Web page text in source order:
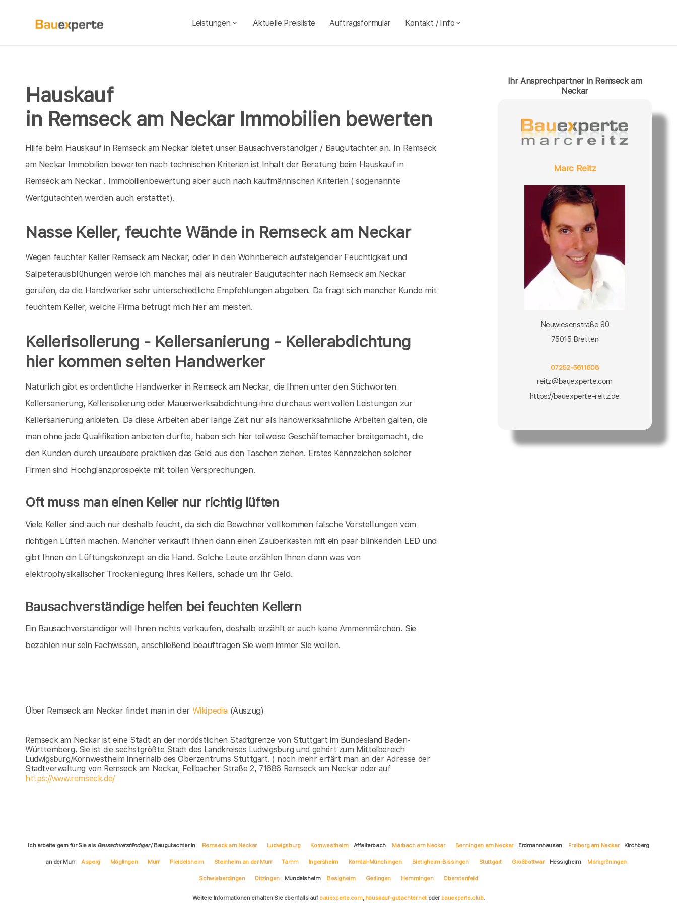
Leistungen Aktuelle Preisliste Auftragsformular Kontakt / Info
Hauskauf
in Remseck am Neckar Immobilien bewerten
Hilfe beim Hauskauf in Remseck am Neckar bietet unser Bausachverständiger / Baugutachter an. In Remseck
am Neckar Immobilien bewerten nach technischen Kriterien ist Inhalt der Beratung beim Hauskauf in
Remseck am Neckar . Immobilienbewertung aber auch nach kaufmännischen Kriterien ( sogenannte
Wertgutachten werden auch erstattet).
Nasse Keller, feuchte Wände in Remseck am Neckar
Wegen feuchter Keller Remseck am Neckar, oder in den Wohnbereich aufsteigender Feuchtigkeit und
Salpeterausblühungen werde ich manches mal als neutraler Baugutachter nach Remseck am Neckar
gerufen, da die Handwerker sehr unterschiedliche Empfehlungen abgeben. Da fragt sich mancher Kunde mit
feuchtem Keller, welche Firma betrügt mich hier am meisten.
Kellerisolierung - Kellersanierung - Kellerabdichtung
hier kommen selten Handwerker
Natürlich gibt es ordentliche Handwerker in Remseck am Neckar, die Ihnen unter den Stichworten
Kellersanierung, Kellerisolierung oder Mauerwerksabdichtung ihre durchaus wertvollen Leistungen zur
Kellersanierung anbieten. Da diese Arbeiten aber lange Zeit nur als handwerksähnliche Arbeiten galten, die
man ohne jede Qualifikation anbieten durfte, haben sich hier teilweise Geschäftemacher breitgemacht, die
den Kunden durch unsaubere praktiken das Geld aus den Taschen ziehen. Erstes Kennzeichen solcher
Firmen sind Hochglanzprospekte mit tollen Versprechungen.
Oft muss man einen Keller nur richtig lüften
Viele Keller sind auch nur deshalb feucht, da sich die Bewohner vollkommen falsche Vorstellungen vom
richtigen Lüften machen. Mancher verkauft Ihnen dann einen Zauberkasten mit ein paar blinkenden LED und
gibt Ihnen ein Lüftungskonzept an die Hand. Solche Leute erzählen Ihnen dann was von
elektrophysikalischer Trockenlegung Ihres Kellers, schade um Ihr Geld.
Bausachverständige helfen bei feuchten Kellern
Ein Bausachverständiger will Ihnen nichts verkaufen, deshalb erzählt er auch keine Ammenmärchen. Sie
bezahlen nur sein Fachwissen, anschließend beauftragen Sie wem immer Sie wollen.
Über Remseck am Neckar findet man in der Wikipedia (Auszug)
Remseck am Neckar ist eine Stadt an der nordöstlichen Stadtgrenze von Stuttgart im Bundesland Baden-
Württemberg. Sie ist die sechstgrößte Stadt des Landkreises Ludwigsburg und gehört zum Mittelbereich
Ludwigsburg/Kornwestheim innerhalb des Oberzentrums Stuttgart. ) noch mehr erfärt man an der Adresse der
Stadtverwaltung von Remseck am Neckar, Fellbacher Straße 2, 71686 Remseck am Neckar oder auf
https://www.remseck.de/
Ihr Ansprechpartner in Remseck am
Neckar
Marc Reitz
Neuwiesenstraße 80
75015 Bretten
07252-5611608
reitz@bauexperte.com
https://bauexperte-reitz.de
Ich arbeite gern für Sie als Bausachverständiger/ Baugutachter in Remseck am Neckar Ludwigsburg Kornwestheim Affalterbach Marbach am Neckar Benningen am Neckar Erdmannhausen Freiberg am Neckar Kirchberg
an der Murr Asperg Möglingen Murr Pleidelsheim Steinheim an der Murr Tamm Ingersheim Korntal-Münchingen Bietigheim-Bissingen Stuttgart Großbottwar Hessigheim Markgröningen
Schwieberdingen Ditzingen Mundelsheim Besigheim Gerlingen Hemmingen Oberstenfeld
Weitere Informationen erhalten Sie ebenfalls auf bauexperte.com, hauskauf-gutachter.net oder bauexperte.club.